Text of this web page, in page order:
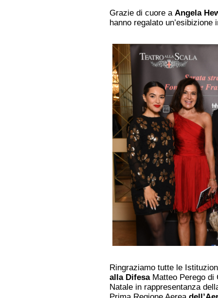
Grazie di cuore a Angela
hanno regalato un’esibizione
Ringraziamo tutte le
alla DifesaMatteo Perego di
Natale in rappresentanza